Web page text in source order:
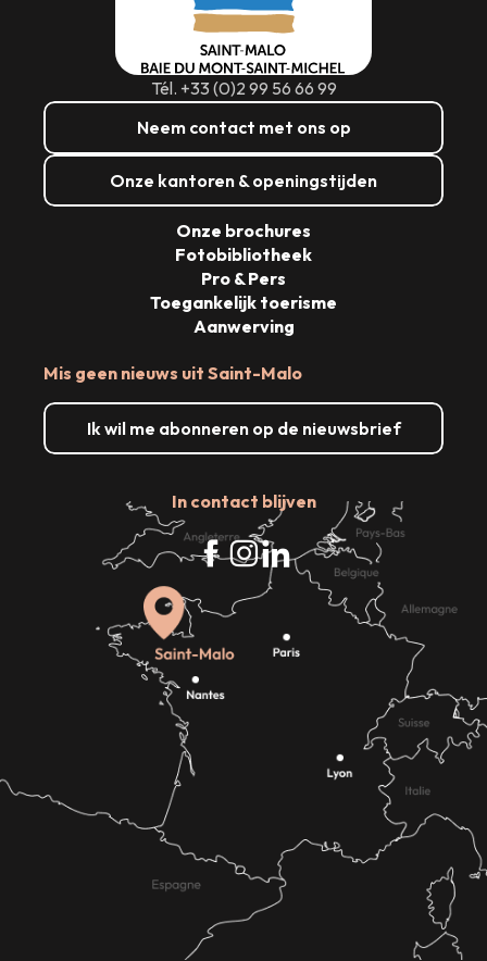
Tél. +33 (0)2 99 56 66 99
Neem contact met ons op
Onze kantoren & openingstijden
Mis geen nieuws uit Saint-Malo
Ik wil me abonneren op de nieuwsbrief
In contact blijven
Onze brochures
Fotobibliotheek
Pro & Pers
Toegankelijk toerisme
Aanwerving